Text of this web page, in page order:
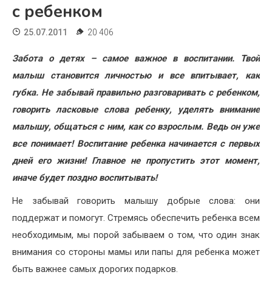
Жизнь
Хобби
Красота
Недвижимость
с ребенком
25.07.2011 20 406
Забота о детях – самое важное в воспитании. Твой
малыш становится личностью и все впитывает, как
губка. Не забывай правильно разговаривать с ребенком,
говорить ласковые слова ребенку, уделять внимание
малышу, общаться с ним, как со взрослым. Ведь он уже
все понимает! Воспитание ребенка начинается с первых
дней его жизни! Главное не пропустить этот момент,
иначе будет поздно воспитывать!
Не забывай говорить малышу добрые слова: они
поддержат и помогут. Стремясь обеспечить ре­бенка всем
необходи­мым, мы порой забыва­ем о том, что один знак
внима­ния со стороны мамы или папы для ребенка может
быть важ­нее самых дорогих подарков.